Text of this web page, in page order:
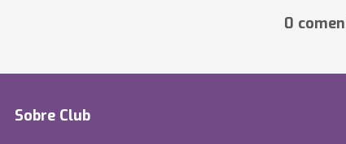
0
Sobre Club